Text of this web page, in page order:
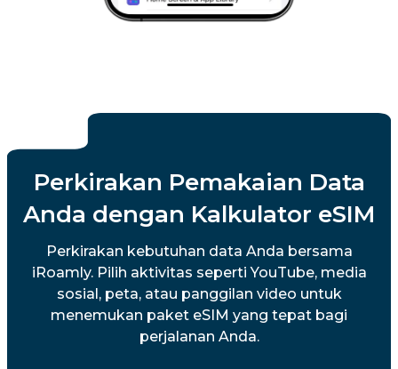
Perkirakan Pemakaian Data
Anda dengan Kalkulator eSIM
Perkirakan kebutuhan data Anda bersama
iRoamly. Pilih aktivitas seperti YouTube, media
sosial, peta, atau panggilan video untuk
menemukan paket eSIM yang tepat bagi
perjalanan Anda.